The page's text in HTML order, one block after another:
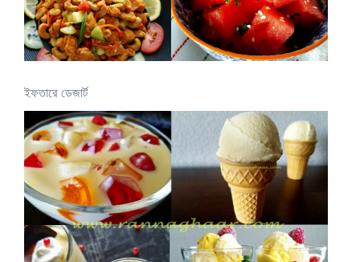
ইফতারে ডেজার্ট